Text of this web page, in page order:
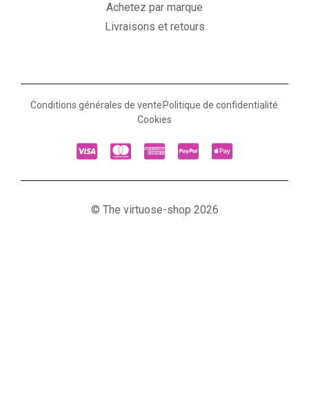
Achetez par marque
Livraisons et retours
Conditions générales de vente Politique de confidentialité
Cookies
© The virtuose-shop 2026